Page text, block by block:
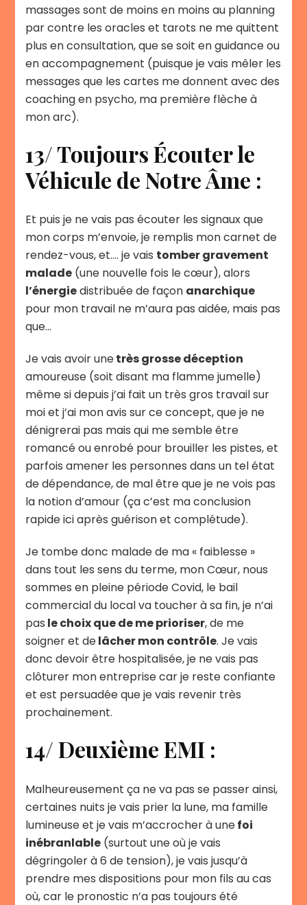
massages sont de moins en moins au planning
par contre les oracles et tarots ne me quittent
plus en consultation, que se soit en guidance ou
en accompagnement (puisque je vais mêler les
messages que les cartes me donnent avec des
coaching en psycho, ma première flèche à
mon arc).
13/ Toujours Écouter le
Véhicule de Notre Âme :
Et puis je ne vais pas écouter les signaux que
mon corps m’envoie, je remplis mon carnet de
rendez-vous, et…. je vais tomber gravement
malade (une nouvelle fois le cœur), alors
l’énergiedistribuée de façon anarchique
pour mon travail ne m’aura pas aidée, mais pas
que…
Je vais avoir unetrès grosse déception
amoureuse (soit disant ma flamme jumelle)
même si depuis j’ai fait un très gros travail sur
moi et j’ai mon avis sur ce concept, que je ne
dénigrerai pas mais qui me semble être
romancé ou enrobé pour brouiller les pistes, et
parfois amener les personnes dans un tel état
de dépendance, de mal être que je ne vois pas
la notion d’amour (ça c’est ma conclusion
rapide ici après guérison et complétude).
Je tombe donc malade de ma « faiblesse »
dans tout les sens du terme, mon Cœur, nous
sommes en pleine période Covid, le bail
commercial du local va toucher à sa fin, je n’ai
pas le choix que de me prioriser, de me
soigner et delâcher mon contrôle. Je vais
donc devoir être hospitalisée, je ne vais pas
clôturer mon entreprise car je reste confiante
et est persuadée que je vais revenir très
prochainement.
14/ Deuxième EMI :
Malheureusement ça ne va pas se passer ainsi,
certaines nuits je vais prier la lune, ma famille
lumineuse et je vais m’accrocher à unefoi
inébranlable (surtout une où je vais
dégringoler à 6 de tension), je vais jusqu’à
prendre mes dispositions pour mon fils au cas
où, car le pronostic n’a pas toujours été